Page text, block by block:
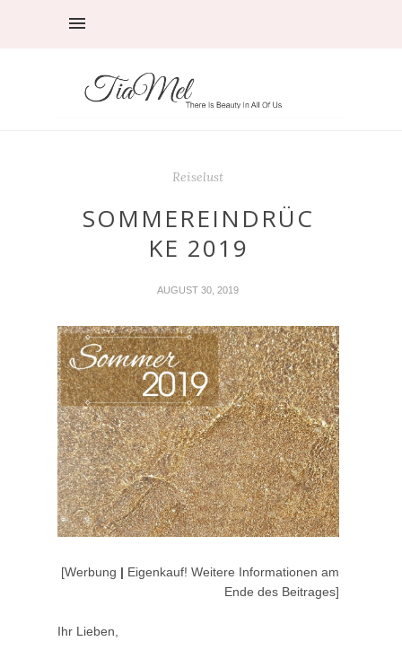
Reiselust
SOMMEREINDRÜC
KE 2019
AUGUST 30, 2019
[Werbung | Eigenkauf! Weitere Informationen am
Ende des Beitrages]
Ihr Lieben,